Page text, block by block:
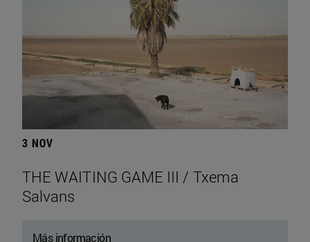
3 NOV
THE WAITING GAME III / Txema
Salvans
Más información